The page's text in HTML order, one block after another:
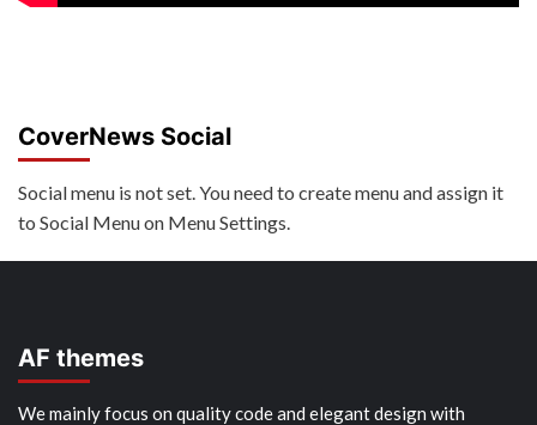
CoverNews Social
Social menu is not set. You need to create menu and assign it
to Social Menu on Menu Settings.
AF themes
We mainly focus on quality code and elegant design with